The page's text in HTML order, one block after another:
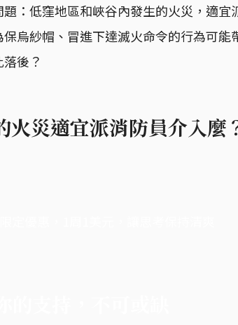
：低窪地區和峽谷內發生的火災，適宜
烏紗帽、冒進下達滅火命令的行為可能
後？
火災適宜派消防員介入麼